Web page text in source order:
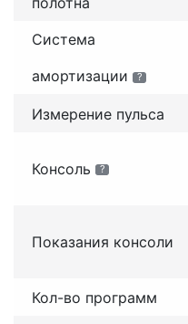
Система
амортизации
?
Измерение пульса
Консоль ?
Показания консоли
Кол-во программ